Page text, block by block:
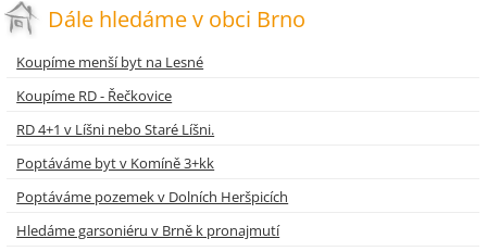
Dále hledáme v obci Brno
Koupíme menší byt na Lesné
Koupíme RD - Řečkovice
RD 4+1 v Líšni nebo Staré Líšni.
Poptáváme byt v Komíně 3+kk
Poptáváme pozemek v Dolních Heršpicích
Hledáme garsoniéru v Brně k pronajmutí